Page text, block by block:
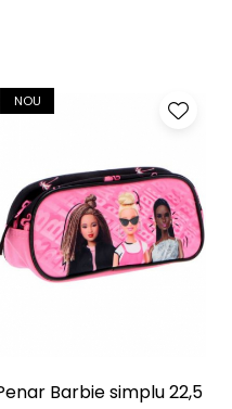
NOU
Penar Barbie simplu 22,5